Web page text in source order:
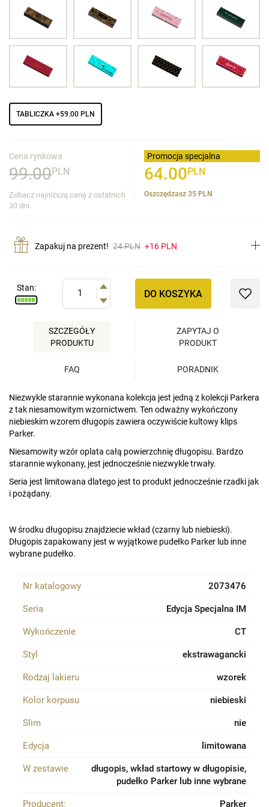
TABLICZKA +59.00 PLN
Cena rynkowa
99.00PLN
Zobacz najniższą cenę z ostatnich
30 dni
Promocja specjalna
64.00PLN
Oszczędzasz 35 PLN
Zapakuj na prezent! 24 PLN +16 PLN
Stan:
DO KOSZYKA
SZCZEGÓŁY
PRODUKTU
ZAPYTAJ O
PRODUKT
FAQ PORADNIK
Niezwykle starannie wykonana kolekcja jest jedną z kolekcji Parkera
z tak niesamowitym wzornictwem. Ten odważny wykończony
niebieskim wzorem długopis zawiera oczywiście kultowy klips
Parker.
Niesamowity wzór oplata całą powierzchnię długopisu. Bardzo
starannie wykonany, jest jednocześnie niezwykle trwały.
Seria jest limitowana dlatego jest to produkt jednocześnie rzadki jak
i pożądany.
W środku długopisu znajdziecie wkład (czarny lub niebieski).
Długopis zapakowany jest w wyjątkowe pudełko Parker lub inne
wybrane pudełko.
Nr katalogowy 2073476
Seria Edycja Specjalna IM
Wykończenie CT
Styl ekstrawagancki
Rodzaj lakieru wzorek
Kolor korpusu niebieski
Slim nie
Edycja limitowana
W zestawie
długopis, wkład startowy w długopisie,
pudełko Parker lub inne wybrane
Producent: Parker